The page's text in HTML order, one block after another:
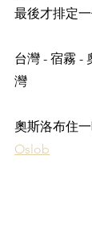
最後才排定
台灣 - 宿霧 -
灣
奧斯洛布住一
Oslob